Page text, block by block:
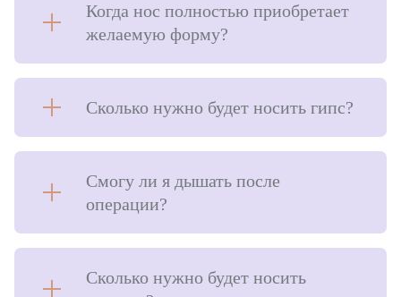
Когда нос полностью приобретает
желаемую форму?
Сколько нужно будет носить гипс?
Смогу ли я дышать после
операции?
Сколько нужно будет носить